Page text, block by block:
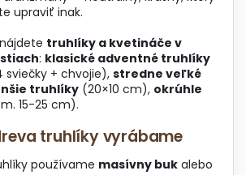
v
p
i
s
u
upraviť inak.
truhlíky a kvetináče v
: klasické adventné truhlíky
sviečky + chvojie), stredne veľké
truhlíky (20×10 cm), okrúhle
15-25 cm).
truhlíky vyrábame
používame masívny buk alebo